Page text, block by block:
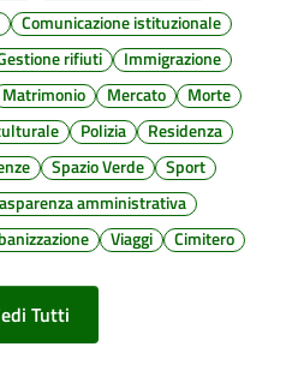
Comunicazione istituzionale
rifiuti
Immigrazione
Matrimonio Mercato
Morte
Polizia
Residenza
Spazio Verde
Sport
amministrativa
Viaggi Cimitero
Tutti